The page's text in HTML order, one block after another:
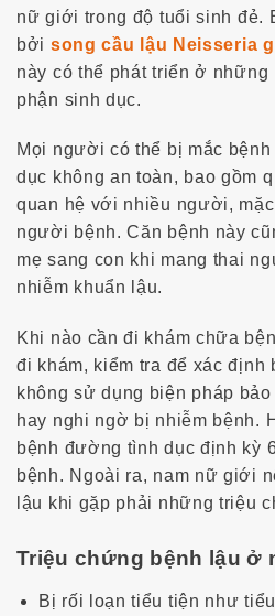
nữ giới trong độ tuổi sinh đẻ.
bởi song cầu lậu Neisseria
này có thể phát triển ở
phận sinh dục.
Mọi người có thể bị mắc
dục không an toàn, bao gồm
quan hệ với nhiều người,
người bệnh. Căn bệnh này
mẹ sang con khi mang thai
nhiễm khuẩn lậu.
Khi nào cần đi khám chữa
đi khám, kiểm tra để xác định
không sử dụng biện pháp
hay nghi ngờ bị nhiễm bệnh.
bệnh đường tình dục định kỳ
bệnh. Ngoài ra, nam nữ giới
lậu khi gặp phải những triệu
Triệu chứng bệnh lậu ở
Bị rối loạn tiểu tiện như